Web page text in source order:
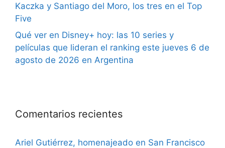
Kaczka y Santiago del Moro, los tres en el Top
Five
Qué ver en Disney+ hoy: las 10 series y
películas que lideran el ranking este jueves 6 de
agosto de 2026 en Argentina
Comentarios recientes
Ariel Gutiérrez, homenajeado en San Francisco